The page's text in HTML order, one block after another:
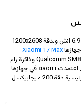
1200x2608
Xiaomi 17 Max
بمعالج Qualcomm SM8850-AC Snapdragon 8 Elite Gen 5 (3 nm) وذاكرة رام
حتى 16 جيجابايت و سعة تخزين حتى 512 جيجابايت , اعتمدت xiaomi في جهازها
Xiaomi 17 Max نظام التشغيل Android 16 وكاميرا رئيسية دقة 200 ميجابيكسل